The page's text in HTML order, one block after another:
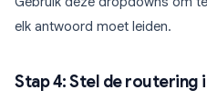
elk antwoord moet leiden.
Stap 4: Stel de routering